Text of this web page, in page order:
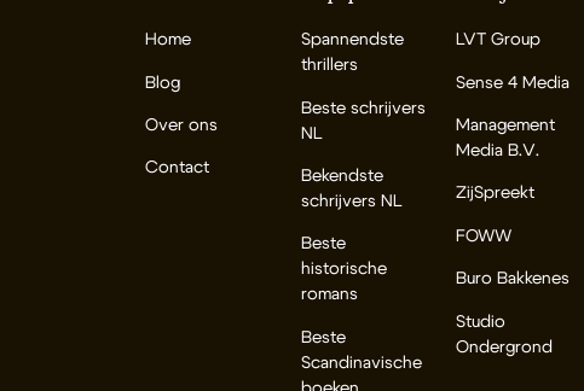
Home
Blog
Over ons
Contact
Spannendste
thrillers
Beste schrijvers
NL
Bekendste
schrijvers NL
Beste
historische
romans
Beste
Scandinavische
LVT Group
Sense 4 Media
Management
Media B.V.
ZijSpreekt
FOWW
Buro Bakkenes
Studio
Ondergrond